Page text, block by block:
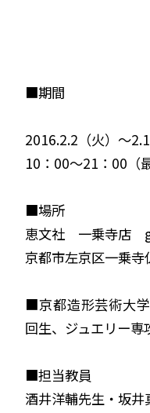
■期間
2016.2.2（火）～
10：00～21：00（
■場所
恵文社 一乗寺店
京都市左京区一乗寺
■京都造形芸術大
回生、ジュエリー専
■担当教員
酒井洋輔先生・坂井